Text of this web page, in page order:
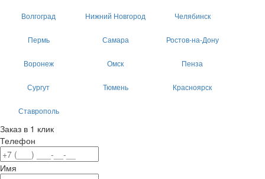
Волгоград Нижний Новгород Челябинск
Пермь Самара Ростов-на-Дону
Воронеж Омск Пенза
Сургут Тюмень Красноярск
Ставрополь
Заказ в 1 клик
Телефон
Имя